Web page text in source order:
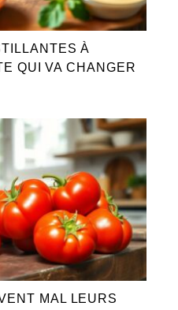
À
QUI VA CHANGER
MAL LEURS